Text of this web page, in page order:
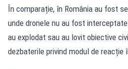
În comparație, în România au fost
unde dronele nu au fost
au explodat sau au lovit obiective
dezbaterile privind modul de reacție